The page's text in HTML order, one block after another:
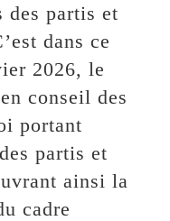
des partis et
dans ce
2026, le
conseil des
portant
partis et
ainsi la
cadre